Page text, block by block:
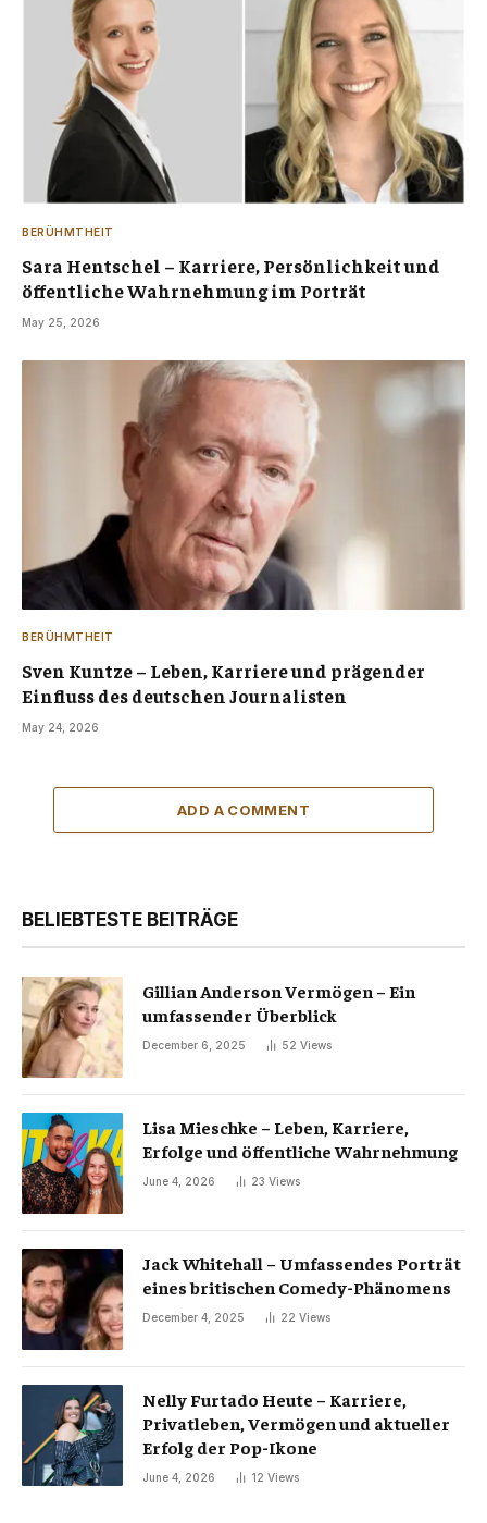
BERÜHMTHEIT
Sara Hentschel – Karriere, Persönlichkeit und
öffentliche Wahrnehmung im Porträt
May 25, 2026
BERÜHMTHEIT
Sven Kuntze – Leben, Karriere und prägender
Einfluss des deutschen Journalisten
May 24, 2026
ADD A COMMENT
BELIEBTESTE BEITRÄGE
Gillian Anderson Vermögen – Ein
umfassender Überblick
December 6, 2025 52 Views
Lisa Mieschke – Leben, Karriere,
Erfolge und öffentliche Wahrnehmung
June 4, 2026 23 Views
Jack Whitehall – Umfassendes Porträt
eines britischen Comedy-Phänomens
December 4, 2025 22 Views
Nelly Furtado Heute – Karriere,
Privatleben, Vermögen und aktueller
Erfolg der Pop-Ikone
June 4, 2026 12 Views